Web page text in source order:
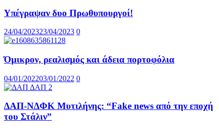
Υπέγραψαν δυο Πρωθυπουργοί!
24/04/202323/04/2023 0
Όμικρον, ρεαλισμός και άδεια πορτοφόλια
04/01/202203/01/2022 0
ΔΑΠ-ΝΔΦΚ Μυτιλήνης: “Fake news από την εποχή
του Στάλιν”